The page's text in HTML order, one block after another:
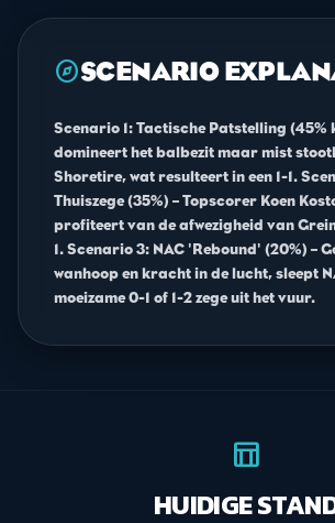
exploreSCENARIO
Scenario 1: Tactische Patstelling (45%
domineert het balbezit maar mist
Shoretire, wat resulteert in een 1-1.
Thuiszege (35%) – Topscorer Koen
profiteert van de afwezigheid van
1. Scenario 3: NAC 'Rebound' (20%) –
wanhoop en kracht in de lucht, sleept
moeizame 0-1 of 1-2 zege uit het vuur.
table_chart
HUIDIGE